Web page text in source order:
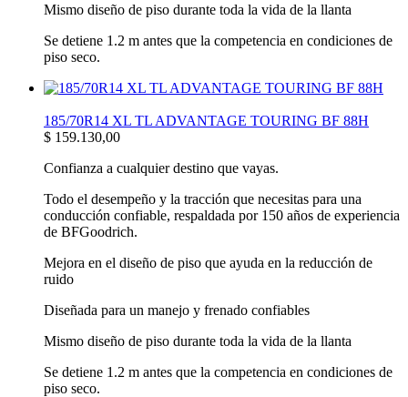
Mismo diseño de piso durante toda la vida de la llanta
Se detiene 1.2 m antes que la competencia en condiciones de
piso seco.
185/70R14 XL TL ADVANTAGE TOURING BF 88H
$ 159.130,00
Confianza a cualquier destino que vayas.
Todo el desempeño y la tracción que necesitas para una
conducción confiable, respaldada por 150 años de experiencia
de BFGoodrich.
Mejora en el diseño de piso que ayuda en la reducción de
ruido
Diseñada para un manejo y frenado confiables
Mismo diseño de piso durante toda la vida de la llanta
Se detiene 1.2 m antes que la competencia en condiciones de
piso seco.